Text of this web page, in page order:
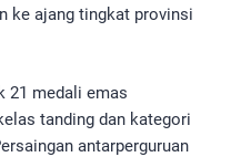
ke ajang tingkat provinsi
21 medali emas
tanding dan kategori
antarperguruan